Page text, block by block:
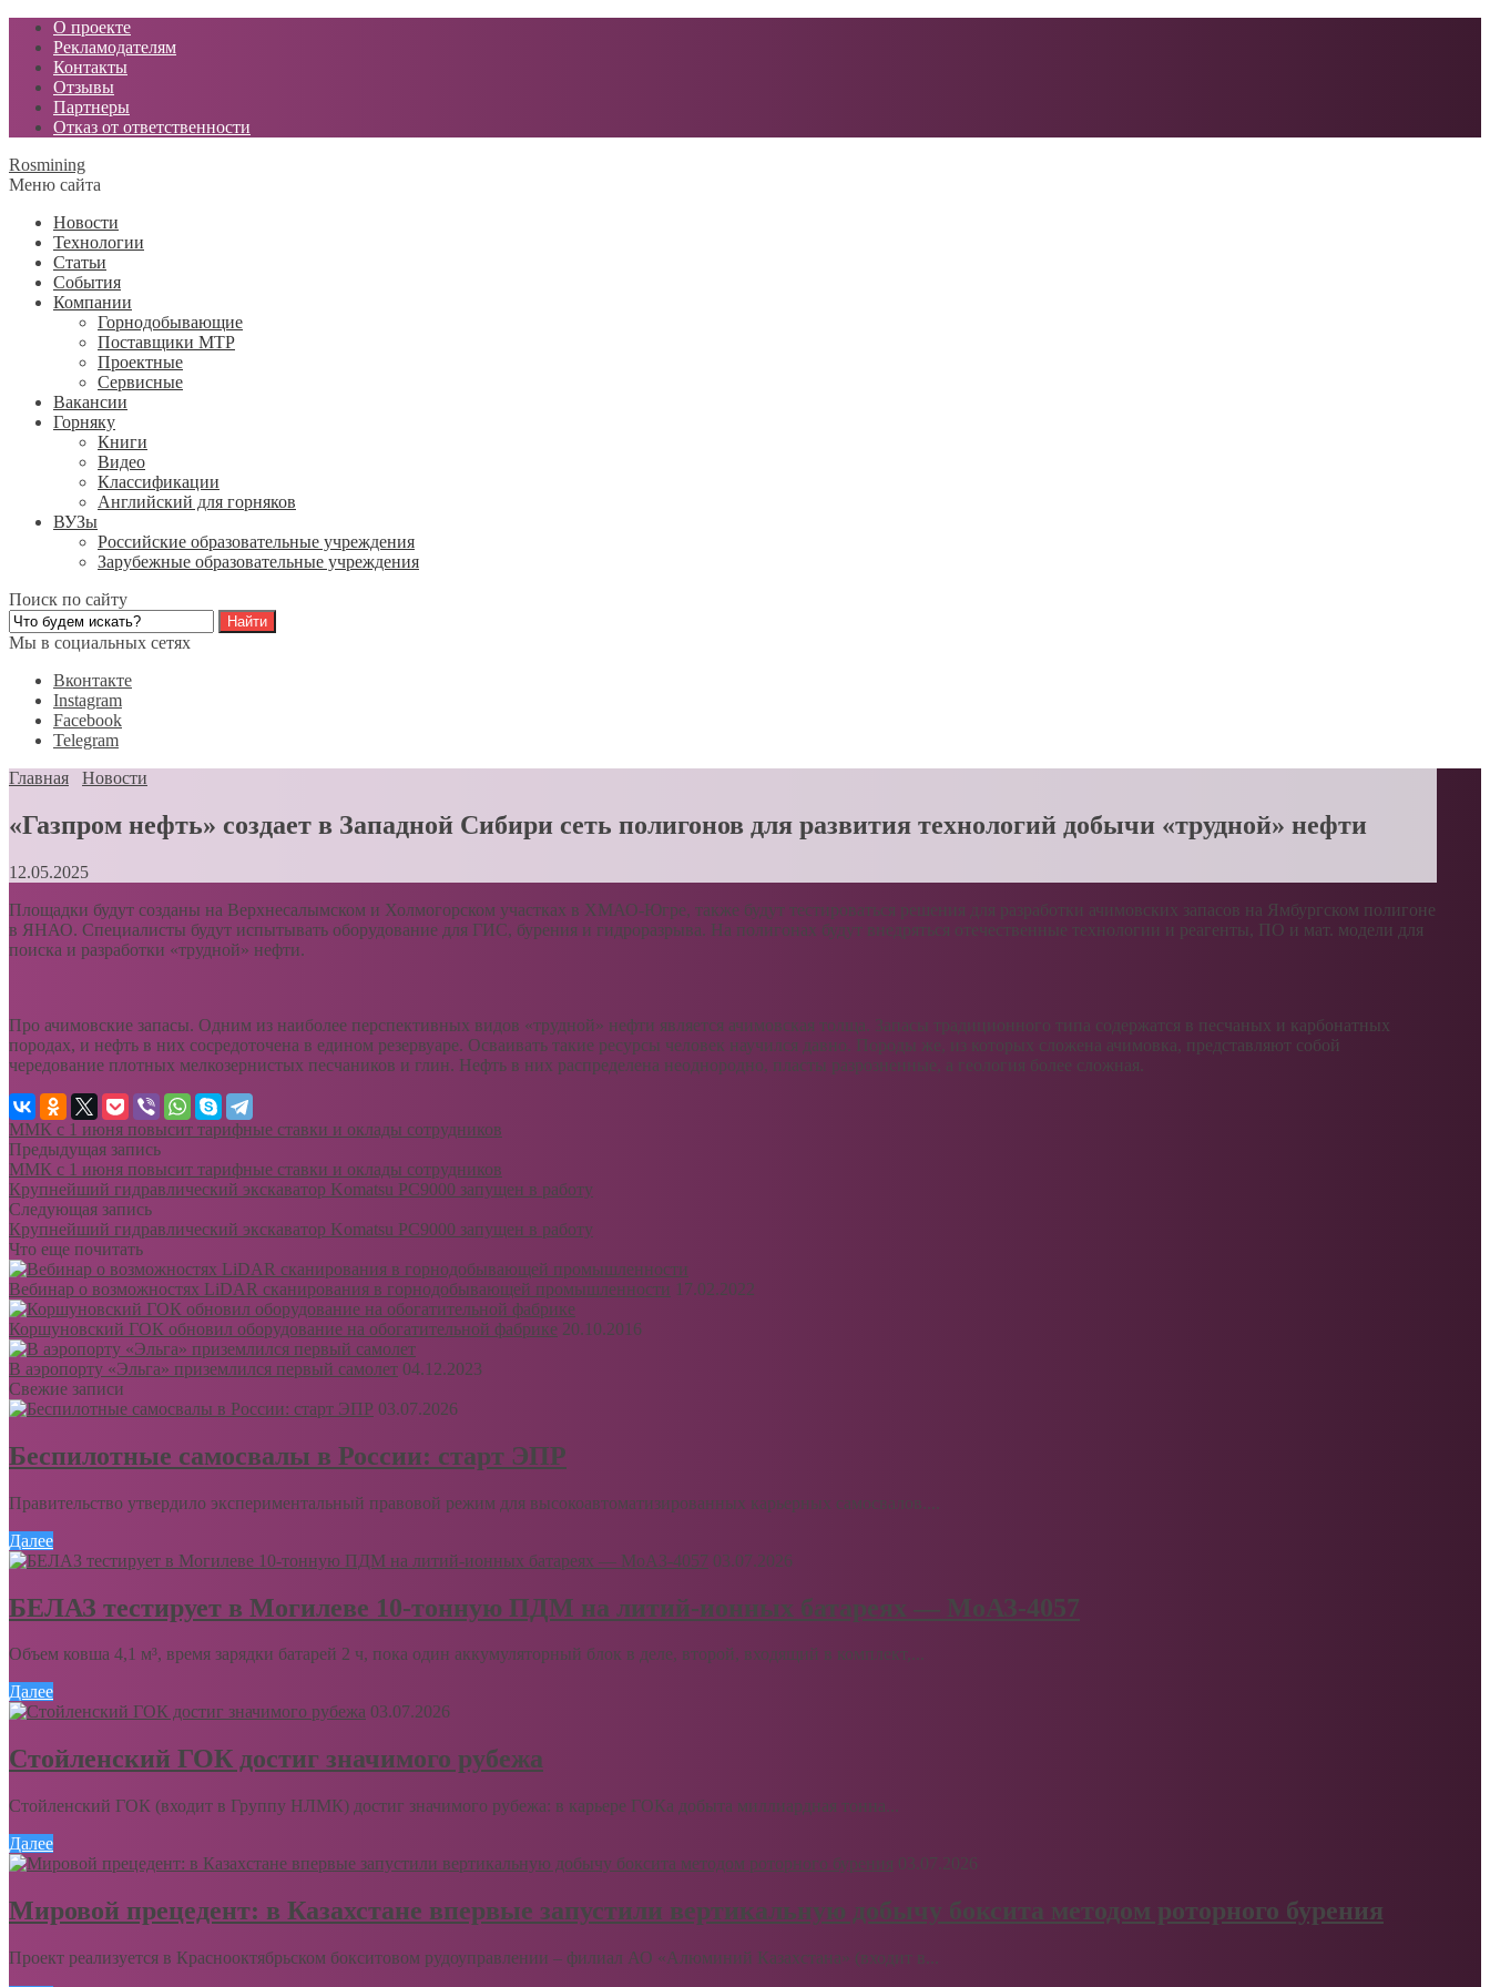
О проекте
Рекламодателям
Контакты
Отзывы
Партнеры
Отказ от ответственности
Rosmining
Меню сайта
Новости
Технологии
Статьи
События
Компании
Горнодобывающие
Поставщики МТР
Проектные
Сервисные
Вакансии
Горняку
Книги
Видео
Классификации
Английский для горняков
ВУЗы
Российские образовательные учреждения
Зарубежные образовательные учреждения
Поиск по сайту
Мы в социальных сетях
Вконтакте
Instagram
Facebook
Telegram
Главная
Новости
«Газпром нефть» создает в Западной Сибири сеть полигонов для развития технологий добычи «трудной» нефти
12.05.2025
Площадки будут созданы на Верхнесалымском и Холмогорском участках в ХМАО-Югре, также будут тестироваться решения для разработки ачимовских запасов на Ямбургском полигоне
в ЯНАО. Специалисты будут испытывать оборудование для ГИС, бурения и гидроразрыва. На полигонах будут внедряться отечественные технологии и реагенты, ПО и мат. модели для
поиска и разработки «трудной» нефти.
Про ачимовские запасы. Одним из наиболее перспективных видов «трудной» нефти является ачимовская толща. Запасы традиционного типа содержатся в песчаных и карбонатных
породах, и нефть в них сосредоточена в едином резервуаре. Осваивать такие ресурсы человек научился давно. Породы же, из которых сложена ачимовка, представляют собой
чередование плотных мелкозернистых песчаников и глин. Нефть в них распределена неоднородно, пласты разрозненные, а геология более сложная.
ММК с 1 июня повысит тарифные ставки и оклады сотрудников
Предыдущая запись
ММК с 1 июня повысит тарифные ставки и оклады сотрудников
Крупнейший гидравлический экскаватор Komatsu PC9000 запущен в работу
Следующая запись
Крупнейший гидравлический экскаватор Komatsu PC9000 запущен в работу
Что еще почитать
Вебинар о возможностях LiDAR сканирования в горнодобывающей промышленности 17.02.2022
Коршуновский ГОК обновил оборудование на обогатительной фабрике 20.10.2016
В аэропорту «Эльга» приземлился первый самолет 04.12.2023
Свежие записи
03.07.2026
Беспилотные самосвалы в России: старт ЭПР
Правительство утвердило экспериментальный правовой режим для высокоавтоматизированных карьерных самосвалов....
Далее
03.07.2026
БЕЛАЗ тестирует в Могилеве 10-тонную ПДМ на литий-ионных батареях — МоАЗ-4057
Объем ковша 4,1 м³, время зарядки батарей 2 ч, пока один аккумуляторный блок в деле, второй, входящий в комплект,...
Далее
03.07.2026
Стойленский ГОК достиг значимого рубежа
Стойленский ГОК (входит в Группу НЛМК) достиг значимого рубежа: в карьере ГОКа добыта миллиардная тонна...
Далее
03.07.2026
Мировой прецедент: в Казахстане впервые запустили вертикальную добычу боксита методом роторного бурения
Проект реализуется в Краснооктябрьском бокситовом рудоуправлении – филиал АО «Алюминий Казахстана» (входит в...